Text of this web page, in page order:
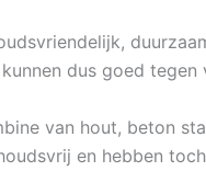
dus goed
van hout, beton
en hebben